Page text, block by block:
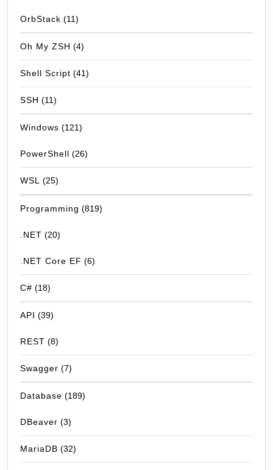
OrbStack (11)
Oh My ZSH (4)
Shell Script (41)
SSH (11)
Windows (121)
PowerShell (26)
WSL (25)
Programming (819)
.NET (20)
.NET Core EF (6)
C# (18)
API (39)
REST (8)
Swagger (7)
Database (189)
DBeaver (3)
MariaDB (32)